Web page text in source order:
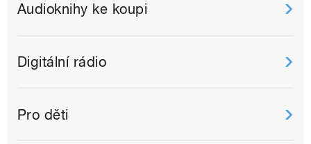
Audioknihy ke koupi
Digitální rádio
Pro děti